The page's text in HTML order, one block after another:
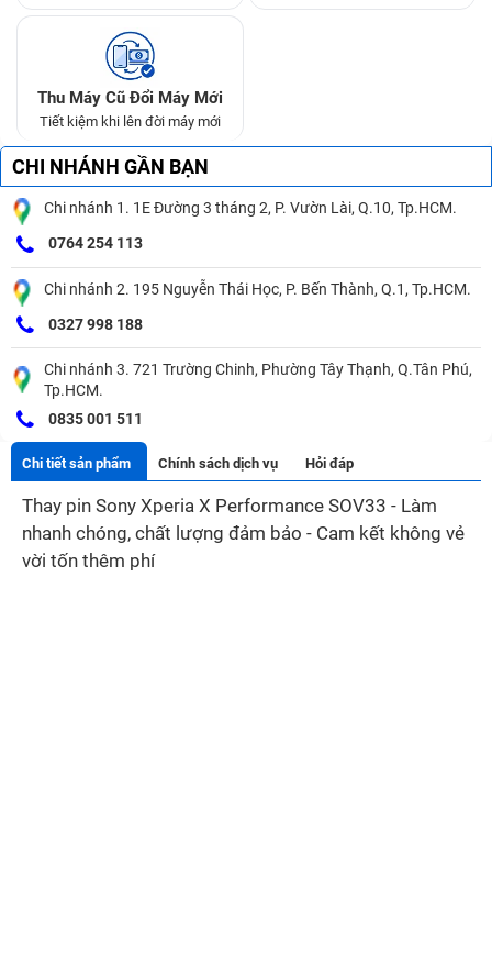
Thu Máy Cũ Đổi Máy Mới
Tiết kiệm khi lên đời máy mới
CHI NHÁNH GẦN BẠN
Chi nhánh 1. 1E Đường 3 tháng 2, P. Vườn Lài, Q.10, Tp.HCM.
0764 254 113
Chi nhánh 2. 195 Nguyễn Thái Học, P. Bến Thành, Q.1, Tp.HCM.
0327 998 188
Chi nhánh 3. 721 Trường Chinh, Phường Tây Thạnh, Q.Tân Phú,
Tp.HCM.
0835 001 511
Chi tiết sản phẩm Chính sách dịch vụ Hỏi đáp
Thay pin Sony Xperia X Performance SOV33 - Làm
nhanh chóng, chất lượng đảm bảo - Cam kết không vẻ
vời tốn thêm phí